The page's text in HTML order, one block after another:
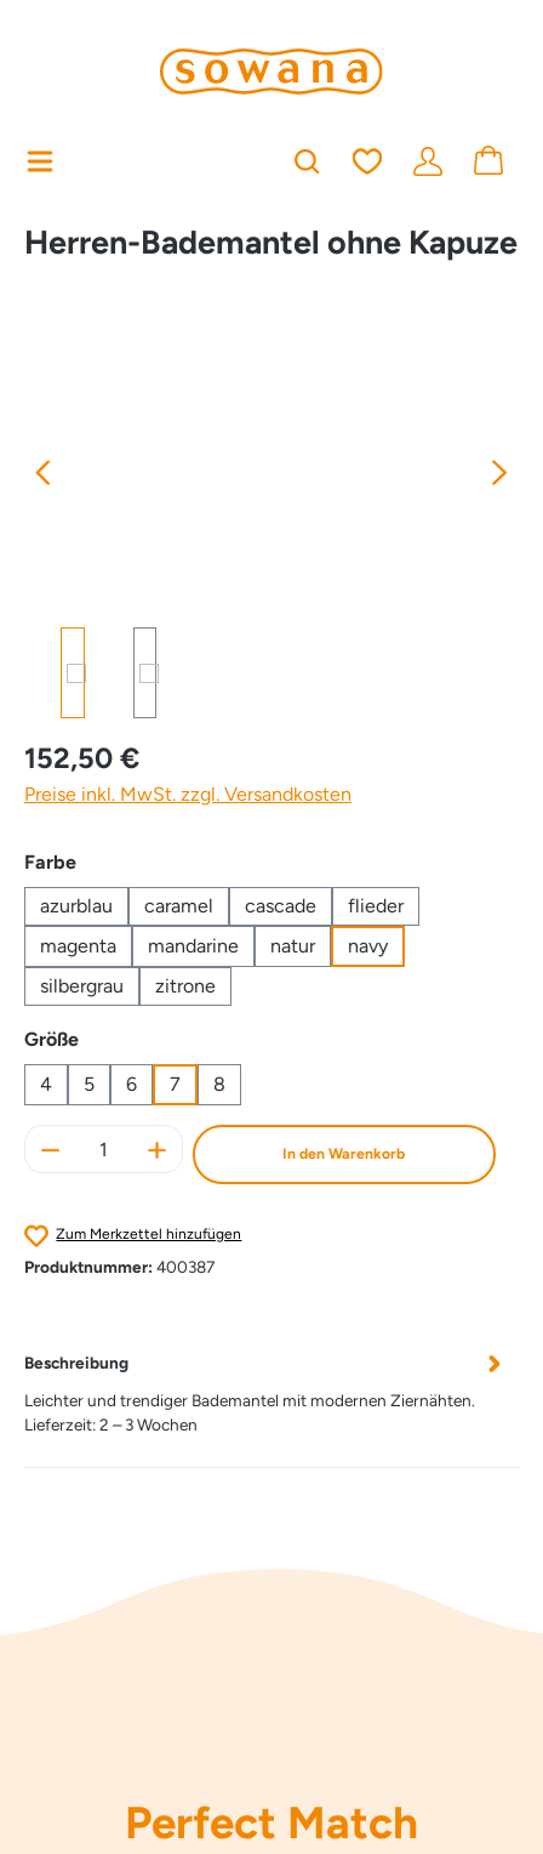
Du hast 0
Herren-Bademantel ohne Kapuze
152,50 €
Preise inkl. MwSt. zzgl. Versandkosten
Farbeauswählen
azurblau
caramel cascade
flieder
magenta
mandarine natur
navy
silbergrau
zitrone
Größeauswählen
4
5 6 7 8
Produkt Anzahl: Gib den gewünschten
In den Warenkorb
Zum Merkzettel hinzufügen
Produktnummer: 400387
Beschreibung
Leichter und trendiger Bademantel mit modernen Ziernähten.
Lieferzeit: 2 – 3 Wochen
Perfect Match